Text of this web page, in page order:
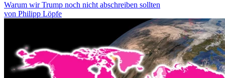
Warum wir Trump noch nicht abschreiben sollten
von Philipp Löpfe